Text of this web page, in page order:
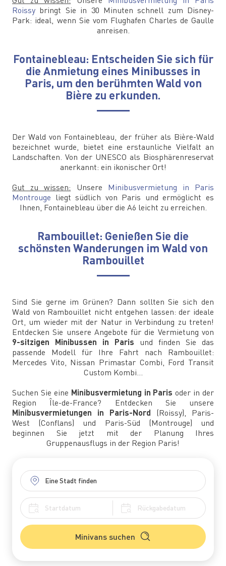
Roissy bringt Sie in 30 Minuten schnell zum Disney-
Park: ideal, wenn Sie vom Flughafen Charles de Gaulle
anreisen.
Fontainebleau: Entscheiden Sie sich für
die Anmietung eines Minibusses in
Paris, um den berühmten Wald von
Bière zu erkunden.
Der Wald von Fontainebleau, der früher als Bière-Wald
bezeichnet wurde, bietet eine erstaunliche Vielfalt an
Landschaften. Von der UNESCO als Biosphärenreservat
anerkannt: ein ikonischer Ort!
Gut zu wissen: Unsere Minibusvermietung in Paris
Montrouge liegt südlich von Paris und ermöglicht es
Ihnen, Fontainebleau über die A6 leicht zu erreichen.
Rambouillet: Genießen Sie die
schönsten Wanderungen im Wald von
Rambouillet
Sind Sie gerne im Grünen? Dann sollten Sie sich den
Wald von Rambouillet nicht entgehen lassen: der ideale
Ort, um wieder mit der Natur in Verbindung zu treten!
Entdecken Sie unsere Angebote für die Vermietung von
9-sitzigen Minibussen in Paris und finden Sie das
passende Modell für Ihre Fahrt nach Rambouillet:
Mercedes Vito, Nissan Primastar Combi, Ford Transit
Custom Kombi...
Suchen Sie eine Minibusvermietung in Paris oder in der
Region Île-de-France? Entdecken Sie unsere
Minibusvermietungen in Paris-Nord (Roissy), Paris-
West (Conflans) und Paris-Süd (Montrouge) und
beginnen Sie jetzt mit der Planung Ihres
Gruppenausflugs in der Region Paris!
Minivans suchen